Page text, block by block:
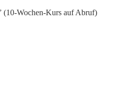
(10-Wochen-Kurs auf Abruf)